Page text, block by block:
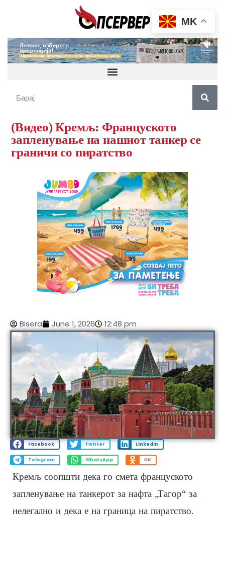
(Видео) Кремљ: Француското
запленување на нашиот танкер се
граничи со пиратство
Bisera June 1, 2026 12:48 pm
Facebook Twitter LinkedIn
Telegram WhatsApp OK
Кремљ соопшти дека го смета француското
запленување на танкерот за нафта „Тагор“ за
нелегално и дека е на граница на пиратство.
MK